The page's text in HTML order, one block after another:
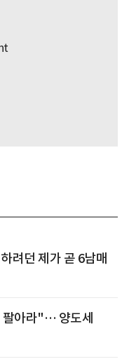
려던 제가 곧 6남매
팔아라"… 양도세